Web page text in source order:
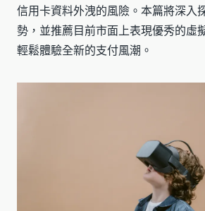
信用卡資料外洩的風險。本篇將深入
勢，並推薦目前市面上表現優秀的虛
輕鬆體驗全新的支付風潮。